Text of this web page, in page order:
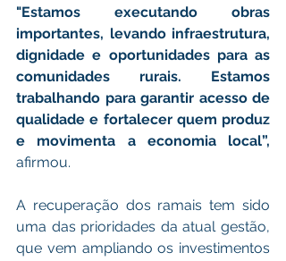
"Estamos executando obras
importantes, levando infraestrutura,
dignidade e oportunidades para as
comunidades rurais. Estamos
trabalhando para garantir acesso de
qualidade e fortalecer quem produz
afirmou.
A recuperação dos ramais tem sido
uma das prioridades da atual gestão,
que vem ampliando os investimentos